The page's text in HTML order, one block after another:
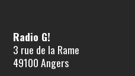
Radio G!
3 rue de la Rame
49100 Angers